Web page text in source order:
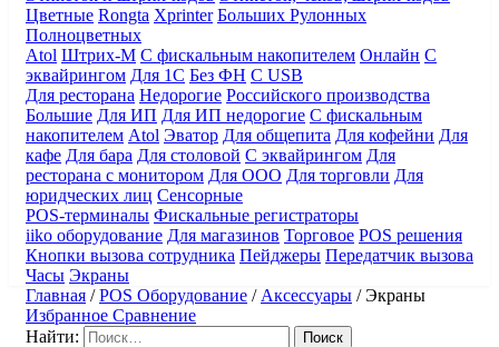
Цветные Rongta Xprinter Больших Рулонных
Полноцветных
Atol Штрих-М С фискальным накопителем Онлайн С
эквайрингом Для 1С Без ФН С USB
Для ресторана Недорогие Российского производства
Большие Для ИП Для ИП недорогие С фискальным
накопителем Atol Эватор Для общепита Для кофейни Для
кафе Для бара Для столовой С эквайрингом Для
ресторана с монитором Для ООО Для торговли Для
юридческих лиц Сенсорные
POS-терминалы Фискальные регистраторы
iiko оборудование Для магазинов Торговое POS решения
Кнопки вызова сотрудника Пейджеры Передатчик вызова
Часы Экраны
Главная /POS Оборудование / Аксессуары /Экраны
Избранное Сравнение
Найти: